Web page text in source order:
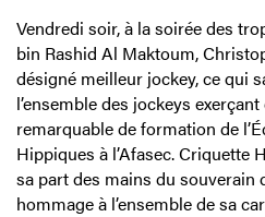
Vendredi soir, à la soirée des
bin Rashid Al Maktoum,
désigné meilleur jockey, ce qui
l’ensemble des jockeys
remarquable de formation de
Hippiques à l’Afasec. Criquette
sa part des mains du souverain
hommage à l’ensemble de sa